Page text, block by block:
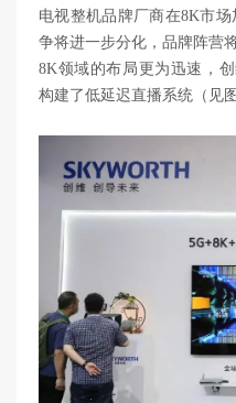
电视整机品牌厂商在8K市
争将进一步分化，品牌阵营
8K领域的布局更为迅速，
构建了低延迟直播系统（见图